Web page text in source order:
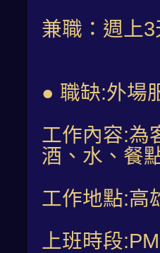
兼職：週上
● 職缺:外場
工作內容:為
酒、水、餐
工作地點:高
上班時段